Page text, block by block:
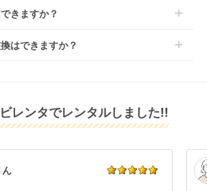
ト アップリカ
(Aprica)
レンタル
4,125円 〜
ャイルドシート コン
ビ(Combi)
レンタル
5,555 円 〜
切れによりご注文をキャンセルさせてい
セルとなった場合には、代金は全額ご
おります。そのため、小さなキズや使用
すが、故障や大きなキズ、シミなどのリ
ては
もご確認ください。
らをご確認ください。
はご対応できかねますのであらかじめ
きますか？
、商品のご注文時にご希望のお日にちに
はできますか？
ル期間の変更も商品発送前であれば変更
レンタでレンタルしました!!
ん